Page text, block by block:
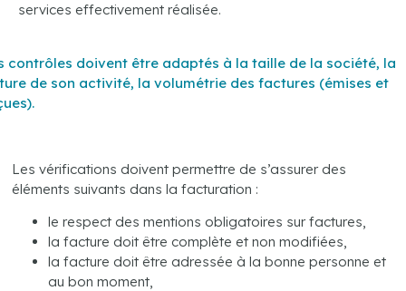
services effectivement réalisée.
contrôles doivent être adaptés à la taille de la société, la
de son activité, la volumétrie des factures (émises et
Les vérifications doivent permettre de s’assurer des
éléments suivants dans la facturation :
le respect des mentions obligatoires sur factures,
la facture doit être complète et non modifiées,
la facture doit être adressée à la bonne personne et
au bon moment,